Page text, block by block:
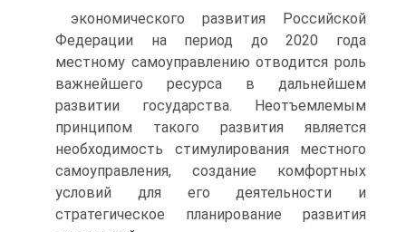
экономического развития Российской
Федерации на период до 2020 года
местному самоуправлению отводится роль
важнейшего ресурса в дальнейшем
развитии государства. Неотъемлемым
принципом такого развития является
необходимость стимулирования местного
самоуправления, создание комфортных
условий для его деятельности и
стратегическое планирование развития